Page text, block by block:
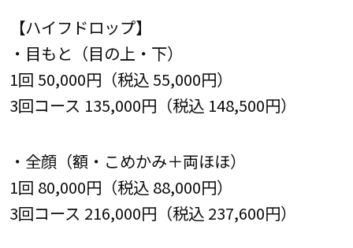
【ハイフドロップ】
・目もと（目の上・下）
1回 50,000円（税込 55,000円）
3回コース 135,000円（税込 148,500円）
・全顔（額・こめかみ＋両ほほ）
1回 80,000円（税込 88,000円）
3回コース 216,000円（税込 237,600円）